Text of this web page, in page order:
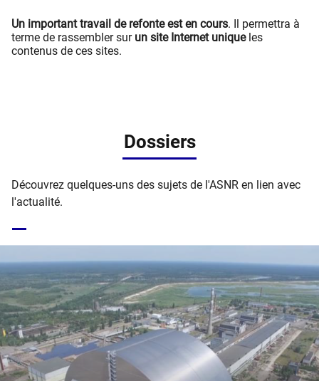
Un important travail de refonte est en cours. Il permettra à
terme de rassembler sur un site Internet uniqueles
contenus de ces sites.
Dossiers
Découvrez quelques-uns des sujets de l'ASNR en lien avec
l'actualité.